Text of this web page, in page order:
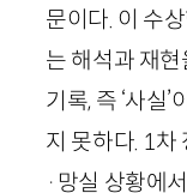
문이다. 이 수
는 해석과 재
기록, 즉 ‘사실
지 못하다. 1차
· 망실 상황에